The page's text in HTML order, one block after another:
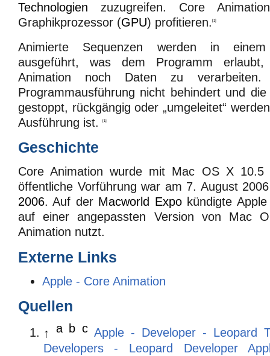
Technologien zuzugreifen. Core
Graphikprozessor (GPU) profitieren. [1]
Animierte Sequenzen werden in
ausgeführt, was dem Programm
Animation noch Daten zu
Programmausführung nicht behindert und
gestoppt, rückgängig oder „umgeleitet“
Ausführung ist.
[1]
Geschichte
Core Animation wurde mit Mac OS X 10.5
öffentliche Vorführung war am 7. August
2006. Auf der Macworld Expo kündigte
auf einer angepassten Version von Mac
Animation nutzt.
Externe Links
Apple - Core Animation
Quellen
↑ a b c Apple - Developer - Leopard
Developers - Leopard Developer